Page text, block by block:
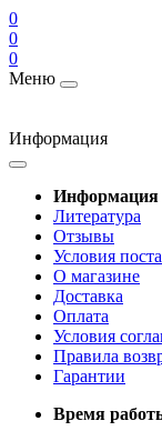
0
0
0
Меню
Информация
Информация
Литература
Отзывы
Условия
О магазине
Доставка
Оплата
Условия
Правила
Гарантии
Время